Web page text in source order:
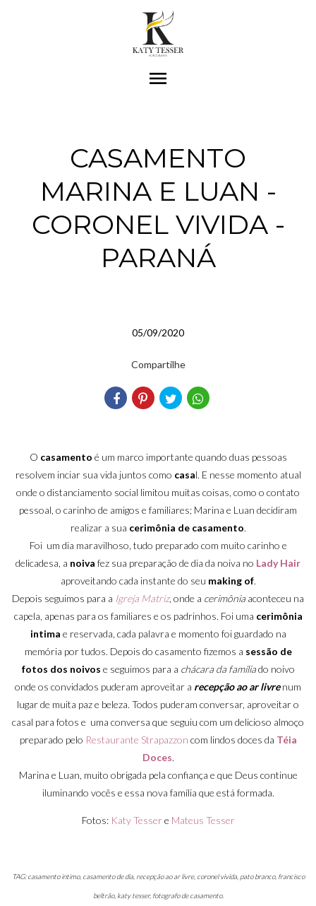
menu
CASAMENTO
MARINA E LUAN -
CORONEL VIVIDA -
PARANÁ
05/09/2020
Compartilhe
O casamento é um marco importante quando duas pessoas
resolvem inciar sua vida juntos como casal. E nesse momento atual
onde o distanciamento social limitou muitas coisas, como o contato
pessoal, o carinho de amigos e familiares; Marina e Luan decidiram
realizar a sua cerimônia de casamento.
Foi um dia maravilhoso, tudo preparado com muito carinho e
delicadesa, a noiva fez sua preparação de dia da noiva no Lady Hair
aproveitando cada instante do seu making of.
Depois seguimos para a Igreja Matriz, onde a cerimônia aconteceu na
capela, apenas para os familiares e os padrinhos. Foi uma cerimônia
intima e reservada, cada palavra e momento foi guardado na
memória por tudos. Depois do casamento fizemos a sessão de
fotos dos noivos e seguimos para a chácara da famíliado noivo
onde os convidados puderam aproveitar a recepção ao ar livrenum
lugar de muita paz e beleza. Todos puderam conversar, aproveitar o
casal para fotos e uma conversa que seguiu com um delicioso almoço
preparado pelo Restaurante Strapazzon com lindos doces da Téia
Doces.
Marina e Luan, muito obrigada pela confiança e que Deus continue
iluminando vocês e essa nova família que está formada.
Fotos: Katy Tesser e Mateus Tesser
TAG: casamento intimo, casamento de dia, recepção ao ar livre, coronel vivida, pato branco, francisco
beltrão, katy tesser, fotografo de casamento.